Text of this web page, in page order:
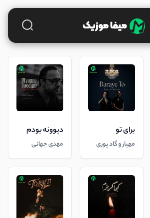
برای تو
مهیار و گاد پوری
دیوونه بودم
مهدی جهانی